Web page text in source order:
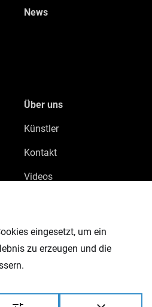
eingesetzt, um ein
zu erzeugen und die
News
Über uns
Künstler
Kontakt
Videos